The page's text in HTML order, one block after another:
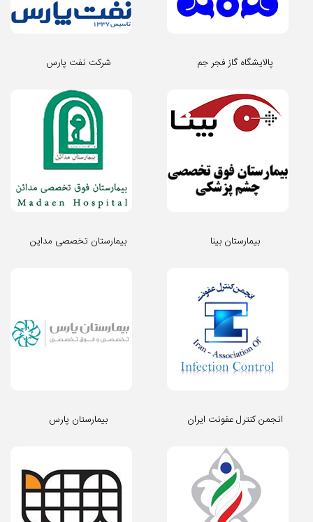
شرکت نفت پارس پالایشگاه گاز فجر جم
بیمارستان تخصصی مداین بیمارستان بینا
بیمارستان پارس انجمن کنترل عفونت ایران